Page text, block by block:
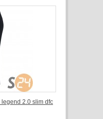
2.0 slim dfc